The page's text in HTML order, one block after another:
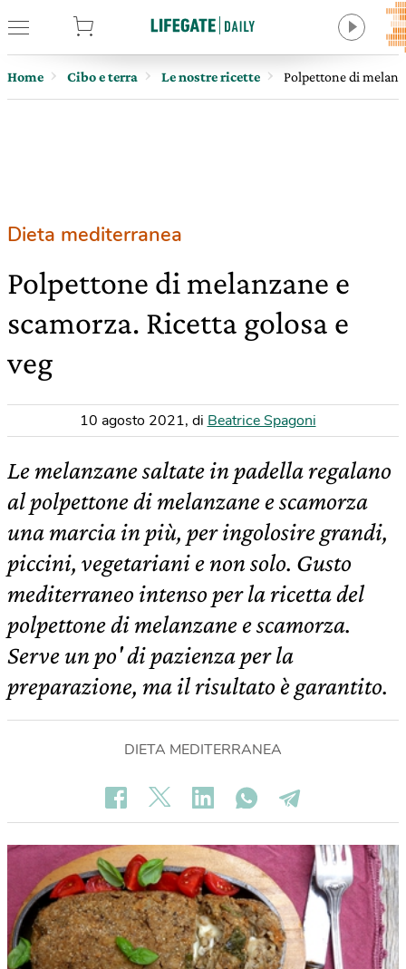
Home Cibo e terra Le nostre ricette Polpettone di
Dieta mediterranea
Polpettone di melanzane e
scamorza. Ricetta golosa e
veg
10 agosto 2021, di Beatrice Spagoni
Le melanzane saltate in padella regalano
al polpettone di melanzane e scamorza
una marcia in più, per ingolosire grandi,
piccini, vegetariani e non solo. Gusto
mediterraneo intenso per la ricetta del
polpettone di melanzane e scamorza.
Serve un po' di pazienza per la
preparazione, ma il risultato è garantito.
DIETA MEDITERRANEA